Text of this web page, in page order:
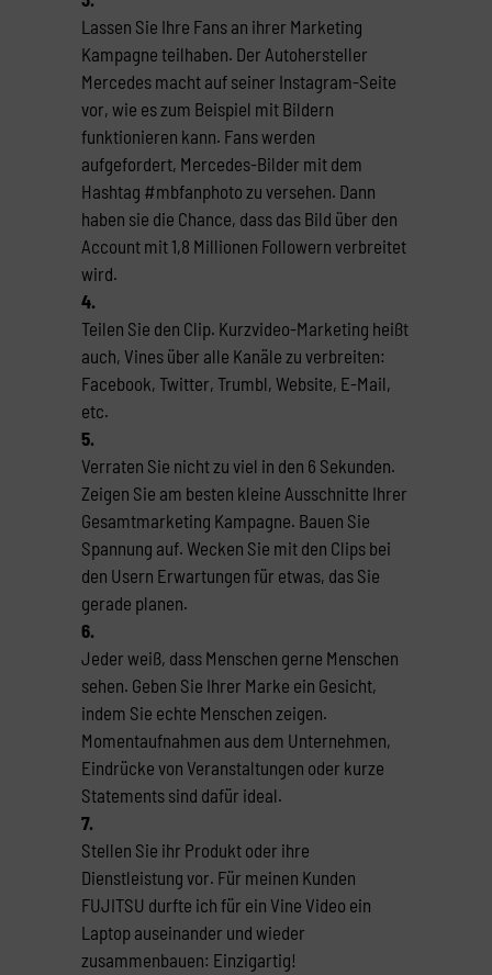
Lassen Sie Ihre Fans an ihrer Marketing
Kampagne teilhaben. Der Autohersteller
Mercedes macht auf seiner Instagram-Seite
vor, wie es zum Beispiel mit Bildern
funktionieren kann. Fans werden
aufgefordert, Mercedes-Bilder mit dem
Hashtag #mbfanphoto zu versehen. Dann
haben sie die Chance, dass das Bild über den
Account mit 1,8 Millionen Followern verbreitet
wird.
4.
Teilen Sie den Clip. Kurzvideo-Marketing heißt
auch, Vines über alle Kanäle zu verbreiten:
Facebook, Twitter, Trumbl, Website, E-Mail,
etc.
5.
Verraten Sie nicht zu viel in den 6 Sekunden.
Zeigen Sie am besten kleine Ausschnitte Ihrer
Gesamtmarketing Kampagne. Bauen Sie
Spannung auf. Wecken Sie mit den Clips bei
den Usern Erwartungen für etwas, das Sie
gerade planen.
6.
Jeder weiß, dass Menschen gerne Menschen
sehen. Geben Sie Ihrer Marke ein Gesicht,
indem Sie echte Menschen zeigen.
Momentaufnahmen aus dem Unternehmen,
Eindrücke von Veranstaltungen oder kurze
Statements sind dafür ideal.
7.
Stellen Sie ihr Produkt oder ihre
Dienstleistung vor. Für meinen Kunden
FUJITSU durfte ich für ein Vine Video ein
Laptop auseinander und wieder
zusammenbauen: Einzigartig!